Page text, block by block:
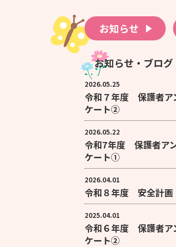
お知らせ
お知らせ・ブログ
2026.05.25
令和７年度 保護者ア
ケート②
2026.05.22
令和7年度 保護者ア
ケート①
2026.04.01
令和８年度 安全計画
2025.04.01
令和６年度 保護者ア
ケート②